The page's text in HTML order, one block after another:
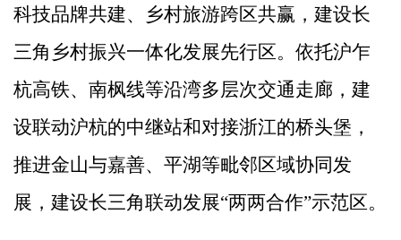
科技品牌共建、乡村旅游跨区共赢，建设长
三角乡村振兴一体化发展先行区。 依托沪乍
杭高铁、南枫线等沿湾多层次交通走廊，建
设联动沪杭的中继站和对接浙江的桥头堡，
推进金山与嘉善、平湖等毗邻区域协同发
展，建设长三角联动发展“两两合作”示范区。